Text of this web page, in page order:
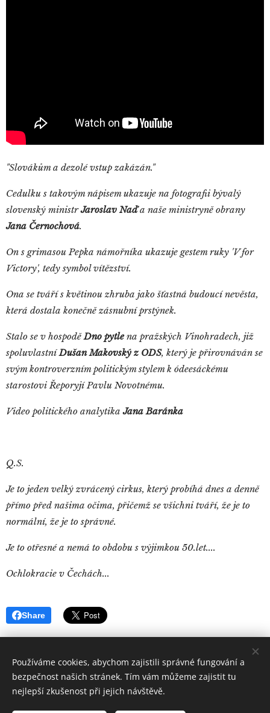
"Slovákům a dezolé vstup zakázán."
Cedulku s takovým nápisem ukazuje na fotografii bývalý
slovenský ministrJaroslav Naďa naše ministryně obrany
Jana Černochová.
On s grimasou Pepka námořníka ukazuje gestem ruky 'V for
Victory', tedy symbol vítězství.
Ona se tváří s květinou zhruba jako šťastná budoucí nevěsta,
která dostala konečně zásnubní prstýnek.
Stalo se v hospoděDno pytlena pražských Vinohradech, již
spoluvlastníDušan Makovský z ODS, který je přirovnáván se
svým kontroverzním politickým stylem k ódeesáckému
starostovi Řeporyjí Pavlu Novotnému.
Video politického analytikaJana Baránka
Q.S.
Je to jeden velký zvrácený cirkus, který probíhá dnes a denně
přímo před našima očima, přičemž se všichni tváří, že je to
normální, že je to správné.
Je to otřesné a nemá to obdobu s výjimkou 50.let....
Ochlokracie v Čechách...
Share
QuintusSertorius
Používáme cookies, abychom zajistili správné fungování a
bezpečnost našich stránek. Tím vám můžeme zajistit tu
nejlepší zkušenost při jejich návštěvě.